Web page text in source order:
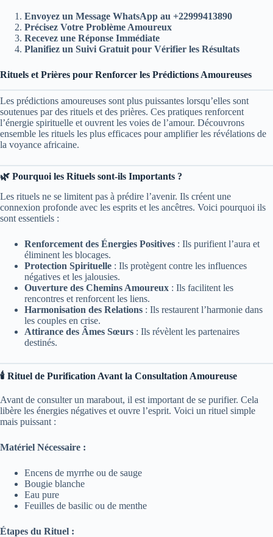
Envoyez un Message WhatsApp au +22999413890
Précisez Votre Problème Amoureux
Recevez une Réponse Immédiate
Planifiez un Suivi Gratuit pour Vérifier les Résultats
Rituels et Prières pour Renforcer les Prédictions Amoureuses
Les prédictions amoureuses sont plus puissantes lorsqu’elles sont
soutenues par des rituels et des prières. Ces pratiques renforcent
l’énergie spirituelle et ouvrent les voies de l’amour. Découvrons
ensemble les rituels les plus efficaces pour amplifier les révélations de
la voyance africaine.
🌿 Pourquoi les Rituels sont-ils Importants ?
Les rituels ne se limitent pas à prédire l’avenir. Ils créent une
connexion profonde avec les esprits et les ancêtres. Voici pourquoi ils
sont essentiels :
Renforcement des Énergies Positives : Ils purifient l’aura et
éliminent les blocages.
Protection Spirituelle : Ils protègent contre les influences
négatives et les jalousies.
Ouverture des Chemins Amoureux : Ils facilitent les
rencontres et renforcent les liens.
Harmonisation des Relations : Ils restaurent l’harmonie dans
les couples en crise.
Attirance des Âmes Sœurs : Ils révèlent les partenaires
destinés.
🕯️ Rituel de Purification Avant la Consultation Amoureuse
Avant de consulter un marabout, il est important de se purifier. Cela
libère les énergies négatives et ouvre l’esprit. Voici un rituel simple
mais puissant :
Matériel Nécessaire :
Encens de myrrhe ou de sauge
Bougie blanche
Eau pure
Feuilles de basilic ou de menthe
Étapes du Rituel :